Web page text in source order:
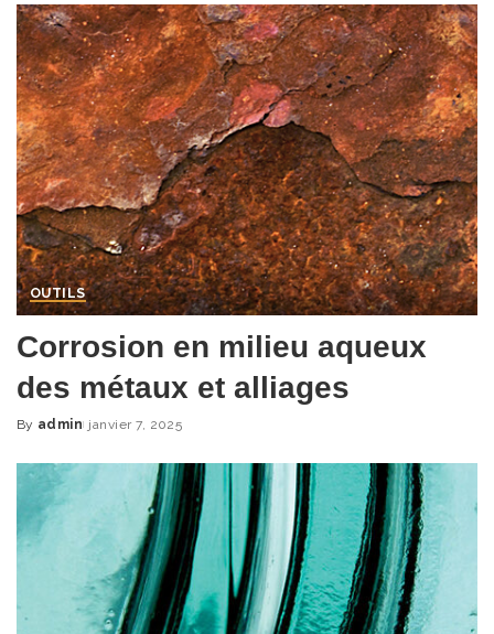
OUTILS
Corrosion en milieu aqueux
des métaux et alliages
Posted
By admin janvier 7, 2025